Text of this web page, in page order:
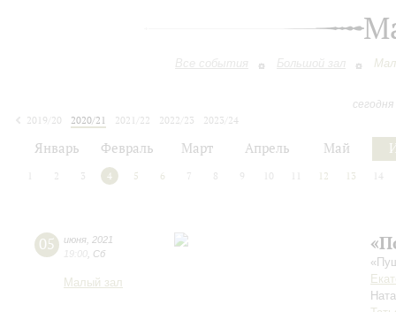
Все события Большой зал
2019/20
2020/21 2021/22 2022/23
2023/24
Январь Февраль Март Апрель Май
2 3 4 5 6 7 8 9 10 12 13 14
05 июня 2021
19:00 Сб
Малый зал